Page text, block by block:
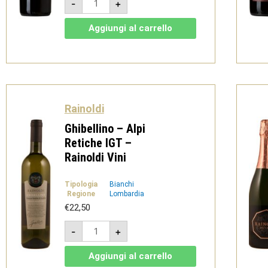
-
Valtellina
Superiore
DOCG
-
+
Aggiungi al carrello
Rainoldi
Ghibellino – Alpi
Retiche IGT –
Rainoldi Vini
Tipologia
Bianchi
Regione
Lombardia
€22,50
-
Ghibellino
Alpi
Retiche
IGT
+
Aggiungi al carrello